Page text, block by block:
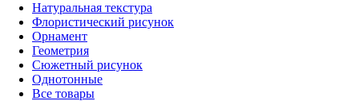
Натуральная текстура
Флористический рисунок
Орнамент
Геометрия
Сюжетный рисунок
Однотонные
Все товары